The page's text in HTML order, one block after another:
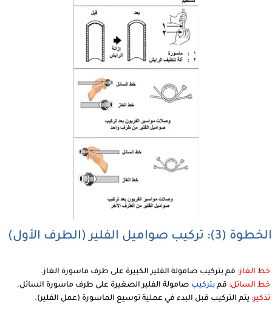
الخطوة (3): تركيب صواميل الفلير (الطرف الأول)
خط الغاز: قم بتركيب صامولة الفلير الكبيرة على طرف ماسورة الغاز.
خط السائل: قم بتركيب صامولة الفلير الصغيرة على طرف ماسورة السائل.
تذكير: يتم التركيب قبل البدء في عملية توسيع الماسورة (عمل الفلير).